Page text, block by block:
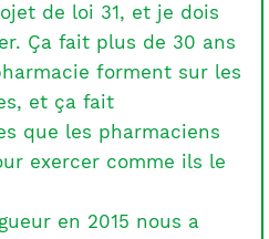
de loi 31, et je dois
Ça fait plus de 30 ans
forment sur les
et ça fait
que les pharmaciens
exercer comme ils le
en 2015 nous a